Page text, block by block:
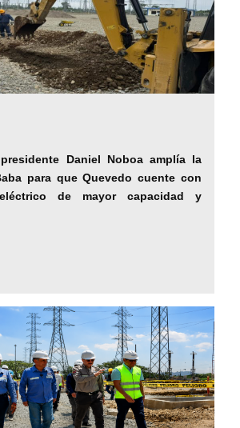
Daniel Noboa amplía la
para que Quevedo cuente con
de mayor capacidad y